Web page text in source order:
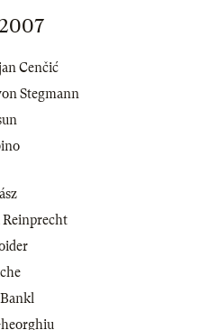
Cenčić
Stegmann
Reinprecht